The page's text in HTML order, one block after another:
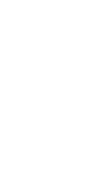
고 있습니다. (출처: